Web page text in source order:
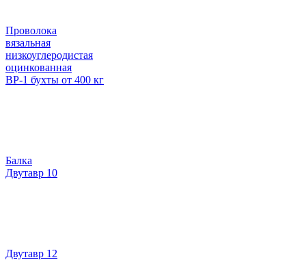
Проволока
вязальная
низкоуглеродистая
оцинкованная
ВР-1 бухты от 400 кг
Балка
Двутавр 10
Двутавр 12